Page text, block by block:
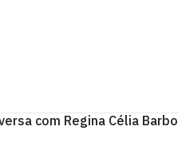
com Regina Célia